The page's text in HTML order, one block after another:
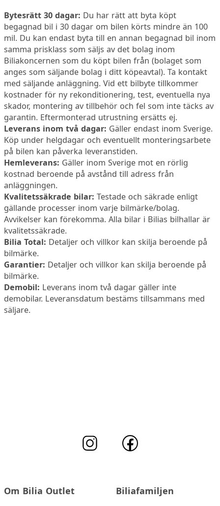
Bytesrätt 30 dagar: Du har rätt att byta köpt
begagnad bil i 30 dagar om bilen körts mindre än 100
mil. Du kan endast byta till en annan begagnad bil inom
samma prisklass som säljs av det bolag inom
Biliakoncernen som du köpt bilen från (bolaget som
anges som säljande bolag i ditt köpeavtal). Ta kontakt
med säljande anläggning. Vid ett bilbyte tillkommer
kostnader för ny rekonditionering, test, eventuella nya
skador, montering av tillbehör och fel som inte täcks av
garantin. Eftermonterad utrustning ersätts ej.
Leverans inom två dagar: Gäller endast inom Sverige.
Köp under helgdagar och eventuellt monteringsarbete
på bilen kan påverka leveranstiden.
Hemleverans: Gäller inom Sverige mot en rörlig
kostnad beroende på avstånd till adress från
anläggningen.
Kvalitetssäkrade bilar: Testade och säkrade enligt
gällande processer inom varje bilmärke/bolag.
Avvikelser kan förekomma. Alla bilar i Bilias bilhallar är
kvalitetssäkrade.
Bilia Total: Detaljer och villkor kan skilja beroende på
bilmärke.
Garantier: Detaljer och villkor kan skilja beroende på
bilmärke.
Demobil: Leverans inom två dagar gäller inte
demobilar. Leveransdatum bestäms tillsammans med
säljare.
Om Bilia Outlet Biliafamiljen